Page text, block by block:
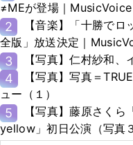
≠MEが登場｜MusicVoice
2
【音楽】「十勝で
全版」放送決定｜
3 【写真】仁村紗和、
4
【写真】写真＝
ュー（１）
5
【写真】藤原さく
yellow」初日公演（写真３